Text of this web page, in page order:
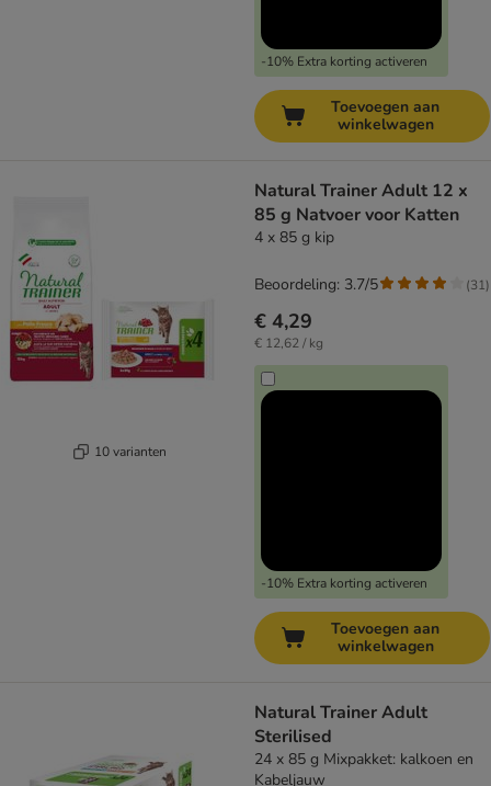
-10% Extra korting activeren
Toevoegen aan
winkelwagen
10 varianten
Natural Trainer Adult 12 x
85 g Natvoer voor Katten
4 x 85 g kip
€ 4,29
€ 12,62 / kg
-10% Extra korting activeren
Beoordeling: 3.7/5 (31)
Toevoegen aan
winkelwagen
Natural Trainer Adult
Sterilised
24 x 85 g Mixpakket: kalkoen en
Kabeljauw